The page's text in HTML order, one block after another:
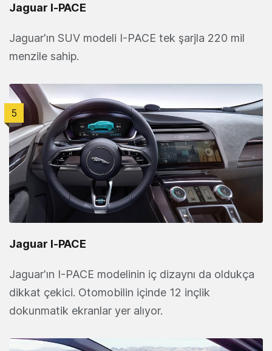
Jaguar I‑PACE
Jaguar'ın SUV modeli I-PACE tek şarjla 220 mil
menzile sahip.
5
Jaguar I‑PACE
Jaguar'ın I-PACE modelinin iç dizaynı da oldukça
dikkat çekici. Otomobilin içinde 12 inçlik
dokunmatik ekranlar yer alıyor.